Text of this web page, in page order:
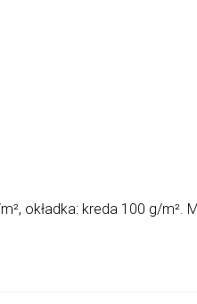
okładka: kreda 100 g/m².